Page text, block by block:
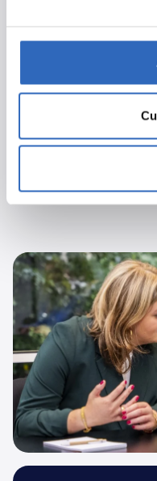
Meer weten over onze
een gratis demo aan!